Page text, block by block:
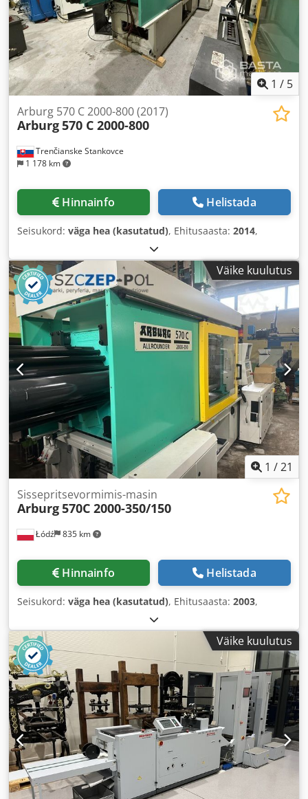
1 / 5
Trenčianske Stankovce
1 178 km
Arburg 570 C 2000-800 (2017)
Arburg570 C 2000-800
Hinnainfo Helistada
Seisukord: väga hea (kasutatud), Ehitusaasta: 2014,
Väike kuulutus
1 /21
Łódź 835 km
Sissepritsevormimis-masin
Arburg570C 2000-350/150
Hinnainfo Helistada
Seisukord: väga hea (kasutatud), Ehitusaasta: 2003,
Väike kuulutus